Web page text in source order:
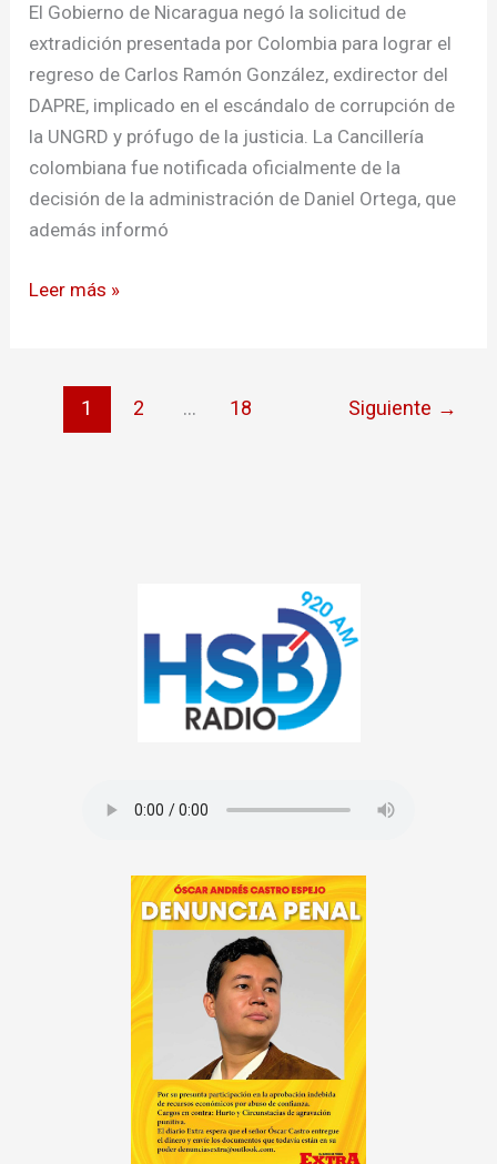
El Gobierno de Nicaragua negó la solicitud de
extradición presentada por Colombia para lograr el
regreso de Carlos Ramón González, exdirector del
DAPRE, implicado en el escándalo de corrupción de
la UNGRD y prófugo de la justicia. La Cancillería
colombiana fue notificada oficialmente de la
decisión de la administración de Daniel Ortega, que
además informó
Leer más »
1 2 … 18 Siguiente →